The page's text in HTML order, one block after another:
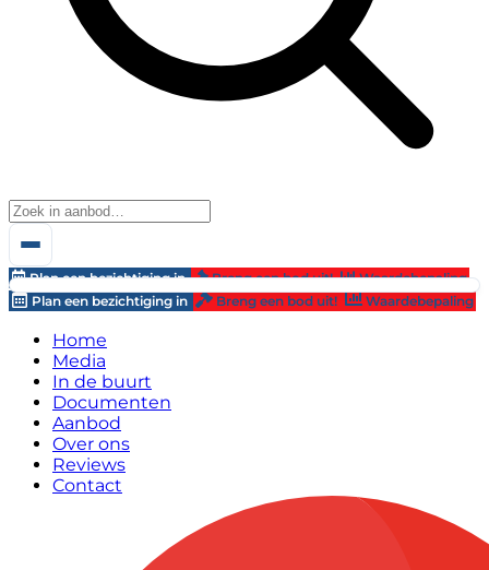
Plan een bezichtiging in Breng een bod uit!
Waardebepaling
Plan een bezichtiging in
Breng een bod uit! Waardebepaling
Home
Media
In de buurt
Documenten
Aanbod
Over ons
Reviews
Contact